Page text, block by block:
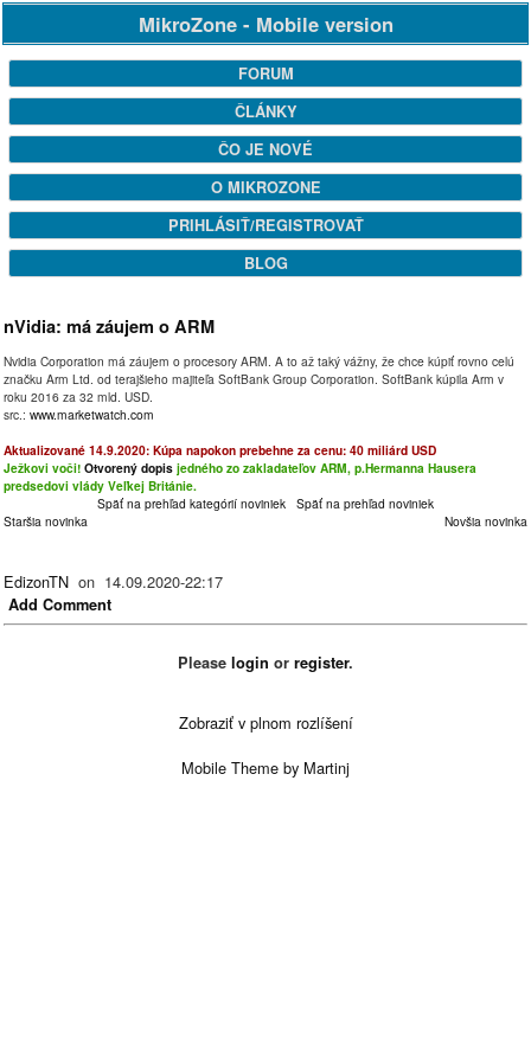
MikroZone - Mobile version
FORUM
ČLÁNKY
ČO JE NOVÉ
O MIKROZONE
PRIHLÁSIŤ/REGISTROVAŤ
BLOG
nVidia: má záujem o ARM
Nvidia Corporation má záujem o procesory ARM. A to až taký vážny, že chce kúpiť rovno celú
značku Arm Ltd. od terajšieho majiteľa SoftBank Group Corporation. SoftBank kúpila Arm v
roku 2016 za 32 mld. USD.
src.: www.marketwatch.com
Aktualizované 14.9.2020: Kúpa napokon prebehne za cenu: 40 miliárd USD
Ježkovi voči! Otvorený dopis jedného zo zakladateľov ARM, p.Hermanna Hausera
predsedovi vlády Veľkej Británie.
Späť na prehľad kategórií noviniek Späť na prehľad noviniek
Staršia novinka
Novšia novinka
EdizonTN on 14.09.2020-22:17
Add Comment
Please login or register.
Zobraziť v plnom rozlíšení
Mobile Theme by Martinj